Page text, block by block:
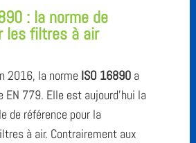
: la norme de
les filtres à air
2016, la norme ISO 16890 a
EN 779. Elle est aujourd’hui la
de référence pour la
à air. Contrairement aux